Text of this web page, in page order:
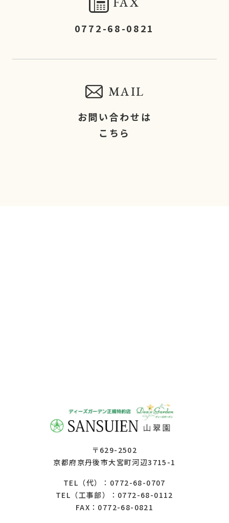
0772-68-0821
MAIL
お問い合わせは
こちら
〒629-2502
京都府京丹後市大宮町河辺3715-1
TEL（代）： 0772-68-0707
TEL（工事部）： 0772-68-0112
FAX：0772-68-0821